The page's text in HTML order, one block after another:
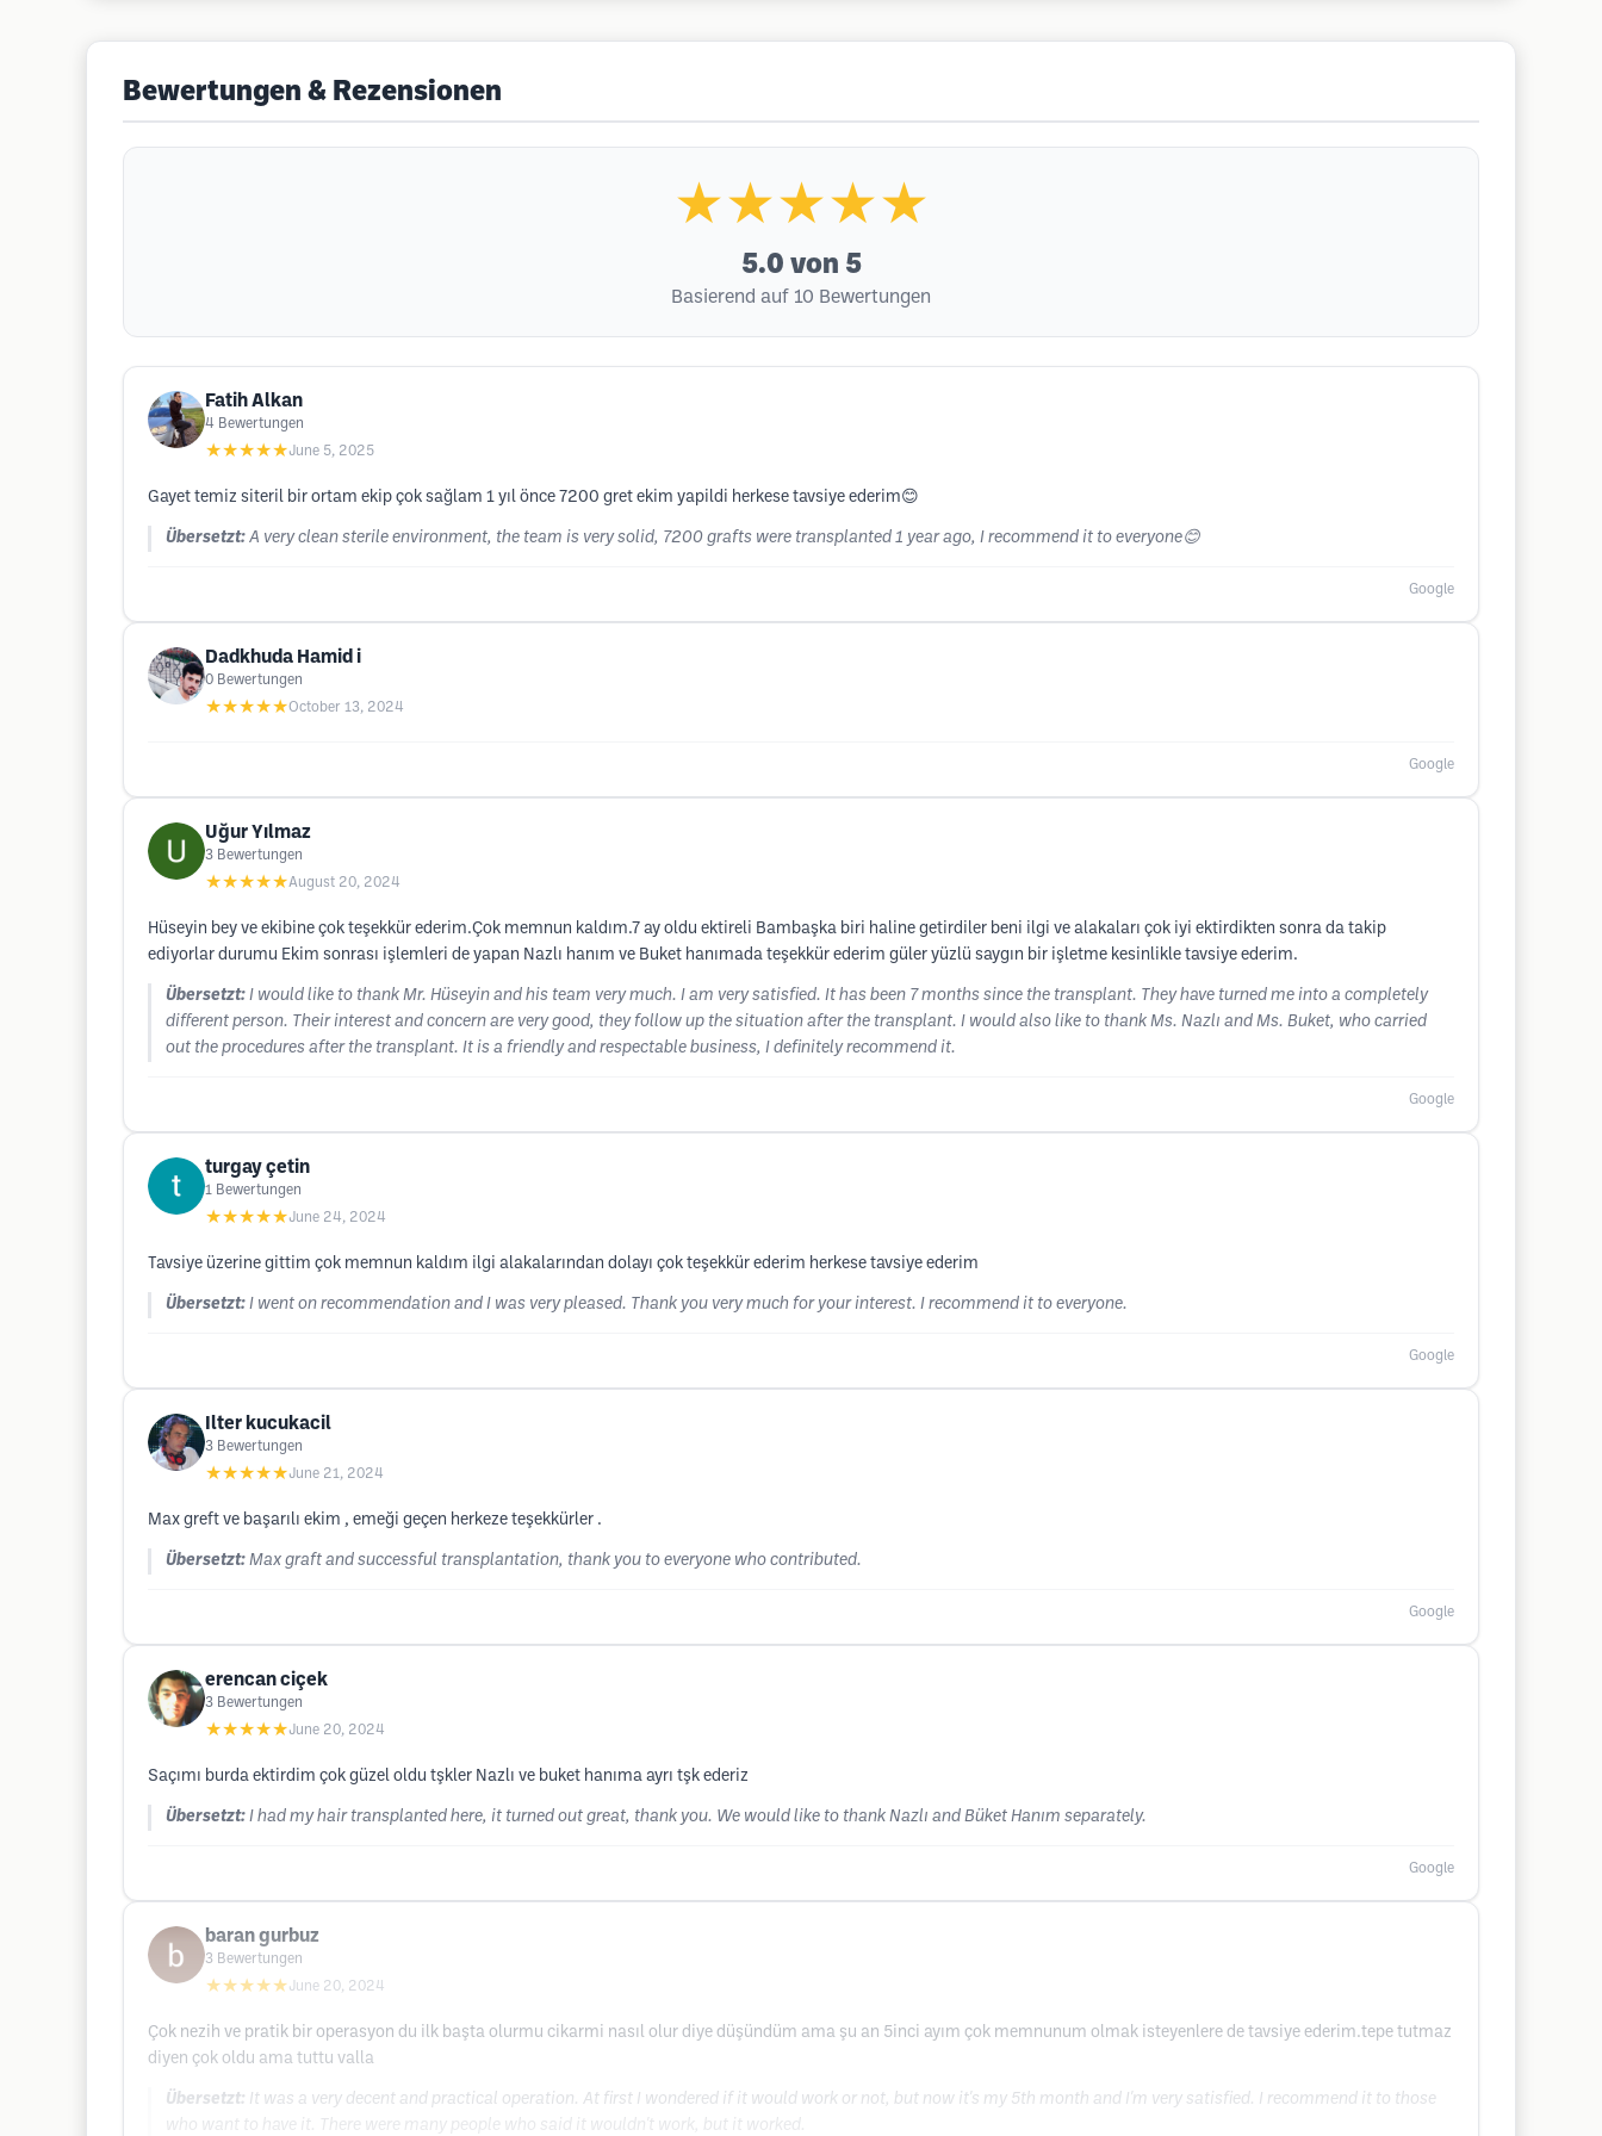
Bewertungen & Rezensionen
★★★★★
5.0 von 5
Basierend auf 10 Bewertungen
Fatih Alkan
4 Bewertungen
★★★★★June 5, 2025
Gayet temiz siteril bir ortam ekip çok sağlam 1 yıl önce 7200 gret ekim yapildi herkese tavsiye ederim😊
Übersetzt: A very clean sterile environment, the team is very solid, 7200 grafts were transplanted 1 year ago, I recommend it to everyone😊
Google
Dadkhuda Hamid i
0 Bewertungen
★★★★★October 13, 2024
Google
Uğur Yılmaz
3 Bewertungen
★★★★★August 20, 2024
Hüseyin bey ve ekibine çok teşekkür ederim.Çok memnun kaldım.7 ay oldu ektireli Bambaşka biri haline getirdiler beni ilgi ve alakaları çok iyi ektirdikten sonra da takip
ediyorlar durumu Ekim sonrası işlemleri de yapan Nazlı hanım ve Buket hanımada teşekkür ederim güler yüzlü saygın bir işletme kesinlikle tavsiye ederim.
Übersetzt: I would like to thank Mr. Hüseyin and his team very much. I am very satisfied. It has been 7 months since the transplant. They have turned me into a completely
different person. Their interest and concern are very good, they follow up the situation after the transplant. I would also like to thank Ms. Nazlı and Ms. Buket, who carried
out the procedures after the transplant. It is a friendly and respectable business, I definitely recommend it.
Google
turgay çetin
1 Bewertungen
★★★★★June 24, 2024
Tavsiye üzerine gittim çok memnun kaldım ilgi alakalarından dolayı çok teşekkür ederim herkese tavsiye ederim
Übersetzt: I went on recommendation and I was very pleased. Thank you very much for your interest. I recommend it to everyone.
Google
Ilter kucukacil
3 Bewertungen
★★★★★June 21, 2024
Max greft ve başarılı ekim , emeği geçen herkeze teşekkürler .
Übersetzt: Max graft and successful transplantation, thank you to everyone who contributed.
Google
erencan ciçek
3 Bewertungen
★★★★★June 20, 2024
Saçımı burda ektirdim çok güzel oldu tşkler Nazlı ve buket hanıma ayrı tşk ederiz
Übersetzt: I had my hair transplanted here, it turned out great, thank you. We would like to thank Nazlı and Büket Hanım separately.
Google
baran gurbuz
3 Bewertungen
★★★★★June 20, 2024
Çok nezih ve pratik bir operasyon du ilk başta olurmu cikarmi nasıl olur diye düşündüm ama şu an 5inci ayım çok memnunum olmak isteyenlere de tavsiye ederim.tepe tutmaz
diyen çok oldu ama tuttu valla
Übersetzt: It was a very decent and practical operation. At first I wondered if it would work or not, but now it's my 5th month and I'm very satisfied. I recommend it to those
who want to have it. There were many people who said it wouldn't work, but it worked.